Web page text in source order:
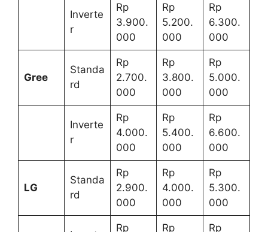
Inverte
r
Rp
3.900.
000
Rp
5.200.
000
Rp
6.300.
000
Gree
Standa
rd
Rp
2.700.
000
Rp
3.800.
000
Rp
5.000.
000
Inverte
r
Rp
4.000.
000
Rp
5.400.
000
Rp
6.600.
000
LG
Standa
rd
Rp
2.900.
000
Rp
4.000.
000
Rp
5.300.
000
Rp Rp Rp